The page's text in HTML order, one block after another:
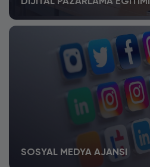
DIJITAL PAZARLAMA EĞITIMI
SOSYAL MEDYA AJANSI